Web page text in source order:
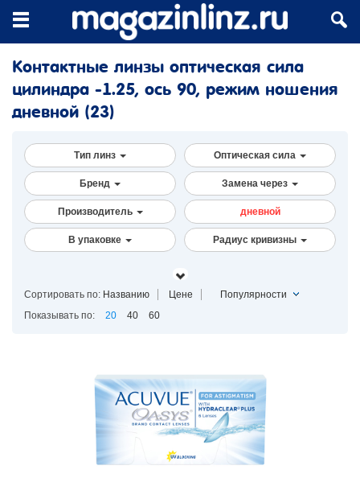
Контактные линзы оптическая сила
цилиндра -1.25, ось 90, режим ношения
дневной (23)
Тип линз Оптическая сила
Бренд Замена через
Производитель дневной
В упаковке Радиус кривизны
Сортировать по: Названию Цене
Популярности
Показывать по:
20 40 60